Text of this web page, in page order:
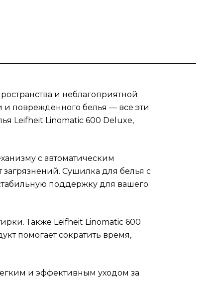
и неблагоприятной
поврежденного белья — все эти
Leifheit Linomatic 600 Deluxe,
с автоматическим
Сушилка для белья с
поддержку для вашего
Также Leifheit Linomatic 600
помогает сократить время,
и эффективным уходом за